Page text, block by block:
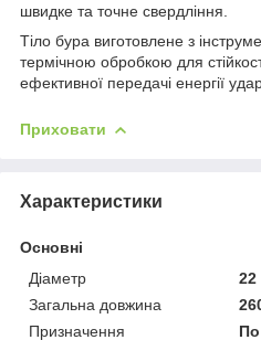
швидке та точне свердління.
Тіло бура виготовлене з
термічною обробкою для
ефективної передачі енергії
Приховати
Характеристики
Основні
Діаметр
Загальна довжина
Призначення
По